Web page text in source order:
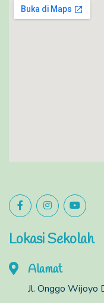
Lokasi Sekolah
Alamat
Jl. Onggo Wijoyo